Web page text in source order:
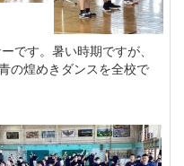
です。暑い時期ですが、
の煌めきダンスを全校で